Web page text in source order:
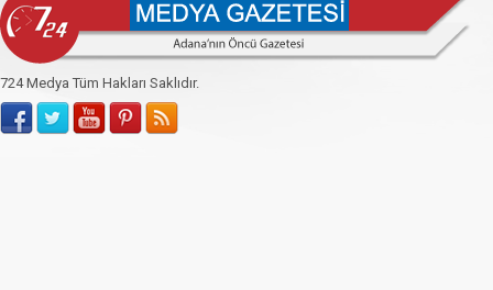
724 Medya Tüm Hakları Saklıdır.